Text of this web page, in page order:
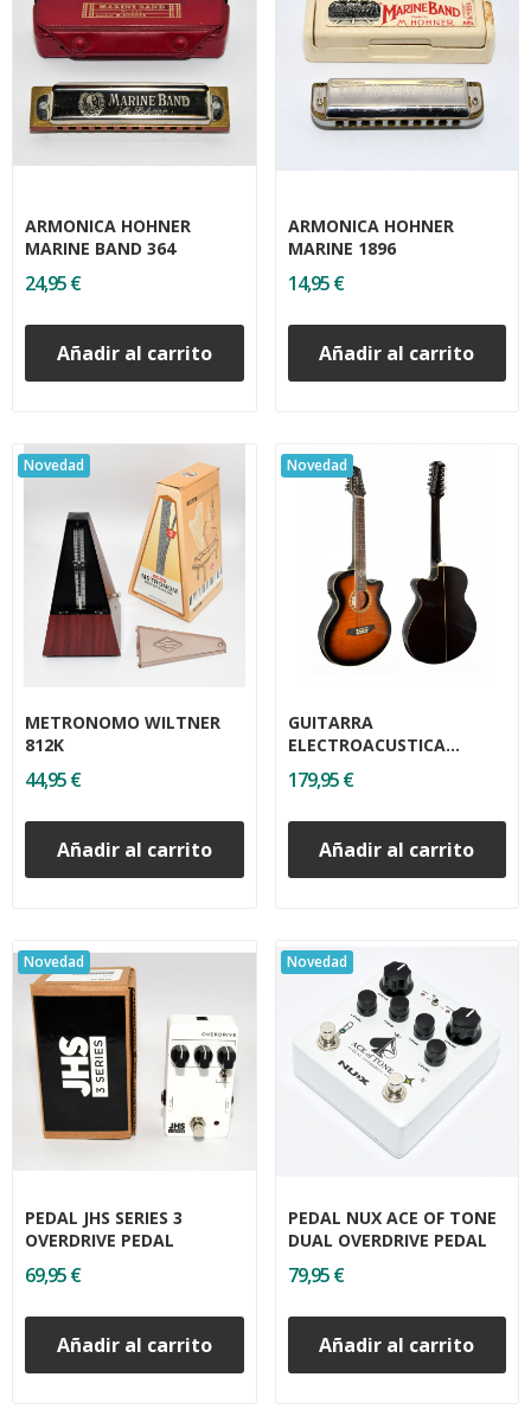
ARMONICA HOHNER
MARINE BAND 364
24,95 €
Añadir al carrito
ARMONICA HOHNER
MARINE 1896
14,95 €
Añadir al carrito
Novedad
METRONOMO WILTNER
812K
44,95 €
Añadir al carrito
Novedad
GUITARRA
ELECTROACUSTICA
179,95 €
Añadir al carrito
Novedad
PEDAL JHS SERIES 3
OVERDRIVE PEDAL
69,95 €
Añadir al carrito
Novedad
PEDAL NUX ACE OF TONE
DUAL OVERDRIVE PEDAL
79,95 €
Añadir al carrito